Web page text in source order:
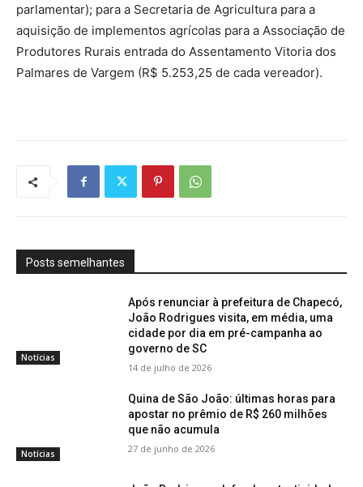
parlamentar); para a Secretaria de Agricultura para a
aquisição de implementos agrícolas para a Associação de
Produtores Rurais entrada do Assentamento Vitoria dos
Palmares de Vargem (R$ 5.253,25 de cada vereador).
Posts semelhantes
Notícias
Após renunciar à prefeitura de Chapecó,
João Rodrigues visita, em média, uma
cidade por dia em pré-campanha ao
governo de SC
14 de julho de 2026
Notícias
Quina de São João: últimas horas para
apostar no prêmio de R$ 260 milhões
que não acumula
27 de junho de 2026